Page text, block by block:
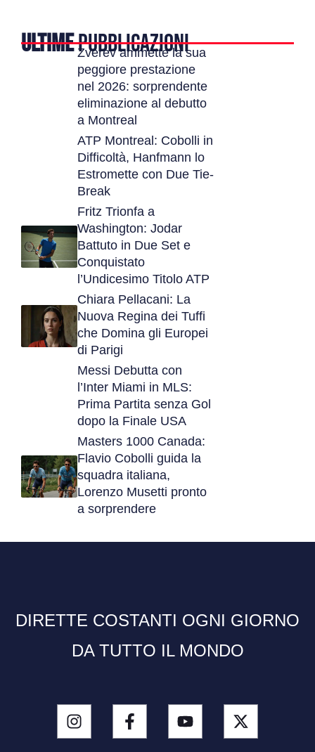
ULTIMEPUBBLICAZIONI
Zverev ammette la sua
peggiore prestazione
nel 2026: sorprendente
eliminazione al debutto
a Montreal
ATP Montreal: Cobolli in
Difficoltà, Hanfmann lo
Estromette con Due Tie-
Break
Fritz Trionfa a
Washington: Jodar
Battuto in Due Set e
Conquistato
l’Undicesimo Titolo ATP
Chiara Pellacani: La
Nuova Regina dei Tuffi
che Domina gli Europei
di Parigi
Messi Debutta con
l’Inter Miami in MLS:
Prima Partita senza Gol
dopo la Finale USA
Masters 1000 Canada:
Flavio Cobolli guida la
squadra italiana,
Lorenzo Musetti pronto
a sorprendere
DIRETTE COSTANTI OGNI GIORNO
DA TUTTO IL MONDO